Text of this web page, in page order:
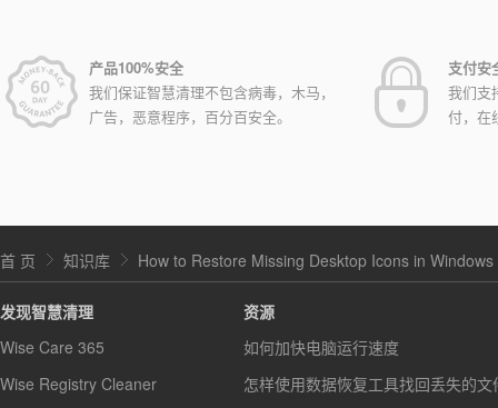
产品100%安全
我们保证智慧清理不包含病毒，木马，
广告，恶意程序，百分百安全。
支付安
我们支
付，在
首 页 知识库 How to Restore Missing Desktop Icons in
发现智慧清理
Wise Care 365
Wise Registry Cleaner
资源
如何加快电脑运行速度
怎样使用数据恢复工具找回丢失的文